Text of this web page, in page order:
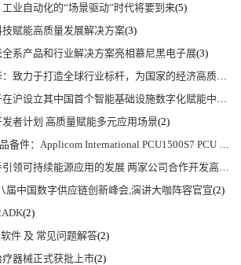
业自动化的“场景驱动”时代将要到来(5)
赋能高质量发展解决方案(3)
系产品和行业解决方案亮相慕尼黑电子展(3)
标杆，为国家的经济高质量发展贡献更大力量|上海电气集团党委书记、董事长吴磊来访
沪设立其中国首个智能基础设施数字化赋能中心
者计划 高质量赋能多元应用场景(2)
：Applicom International PCU1500S7 PCU 1500 S7 V4.5.0
的发展 两家公司合作开发高性能储能和太阳能组串式逆变器方案 以实现可持续的未来
届中国数字供应链创新峰会,演讲大咖阵容官宣(2)
(2)
件 及 常见问题解答(2)
器械正式获批上市(2)